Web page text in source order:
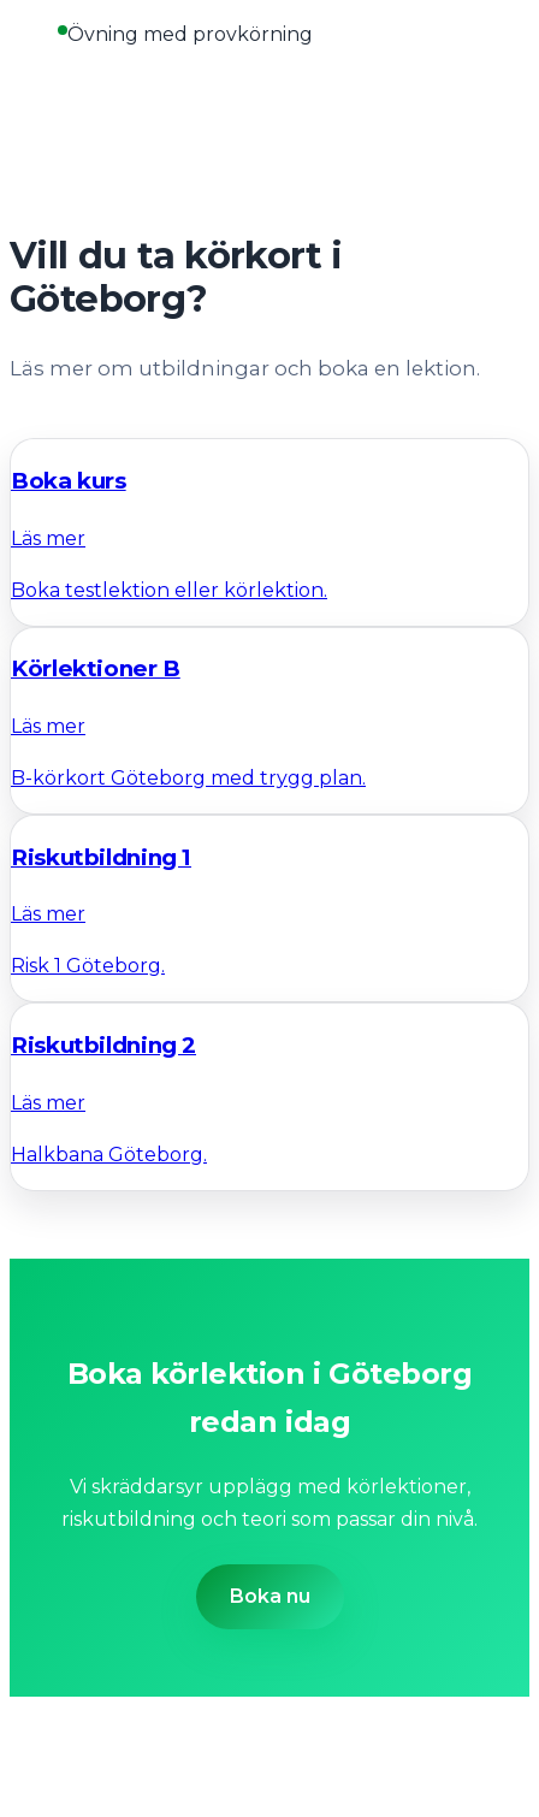
Övning med provkörning
Vill du ta körkort i
Göteborg?
Läs mer om utbildningar och boka en lektion.
Boka kurs
Läs mer
Boka testlektion eller körlektion.
Körlektioner B
Läs mer
B-körkort Göteborg med trygg plan.
Riskutbildning 1
Läs mer
Risk 1 Göteborg.
Riskutbildning 2
Läs mer
Halkbana Göteborg.
Boka körlektion i Göteborg
redan idag
Vi skräddarsyr upplägg med körlektioner,
riskutbildning och teori som passar din nivå.
Boka nu